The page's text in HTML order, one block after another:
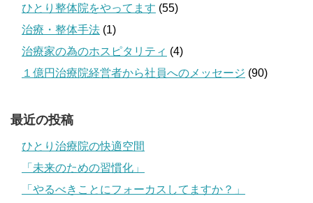
ひとり整体院をやってます (55)
治療・整体手法 (1)
治療家の為のホスピタリティ (4)
１億円治療院経営者から社員へのメッセージ (90)
最近の投稿
ひとり治療院の快適空間
「未来のための習慣化」
「やるべきことにフォーカスしてますか？」